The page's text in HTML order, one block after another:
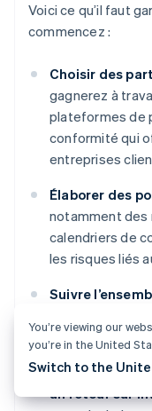
Voici ce qu’il faut
commencez :
Choisir des
gagnerez à
plateformes de
conformité qui
entreprises
Élaborer des
notamment des
calendriers de
les risques liés
Suivre
dans votre PGI
Commencer
un retour sur
You’re viewing our
you’re in the United
Switch to the